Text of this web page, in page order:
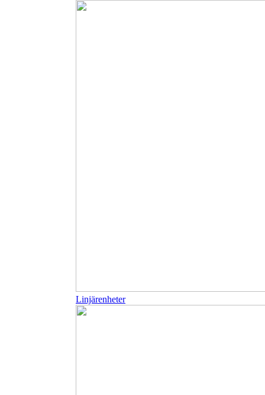
Linjärenheter